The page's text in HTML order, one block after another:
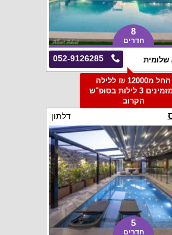
8
חדרים
052-9126285 שלומית
החל מ12000 ₪ ללילה
למזמינים 3 לילות בסופ"ש
הקרוב
דלתון
5
חדרים